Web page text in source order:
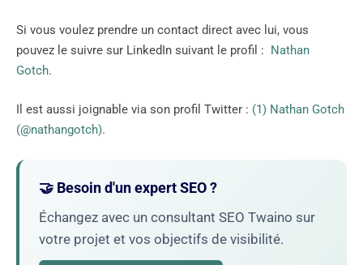
Si vous voulez prendre un contact direct avec lui, vous
pouvez le suivre sur LinkedIn suivant le profil : Nathan
Gotch.
Il est aussi joignable via son profil Twitter : (1) Nathan Gotch
(@nathangotch).
🤝 Besoin d'un expert SEO ?
Échangez avec un consultant SEO Twaino sur
votre projet et vos objectifs de visibilité.